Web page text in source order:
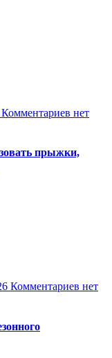
Комментариев нет
прыжки,
Комментариев нет